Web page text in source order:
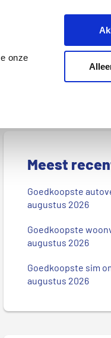
onze
Z
e
k
d
n
b
o
g
.
.
P
e
Meest
Goedkoopste
augustus 2026
Goedkoopste
augustus 2026
Goedkoopste sim
augustus 2026